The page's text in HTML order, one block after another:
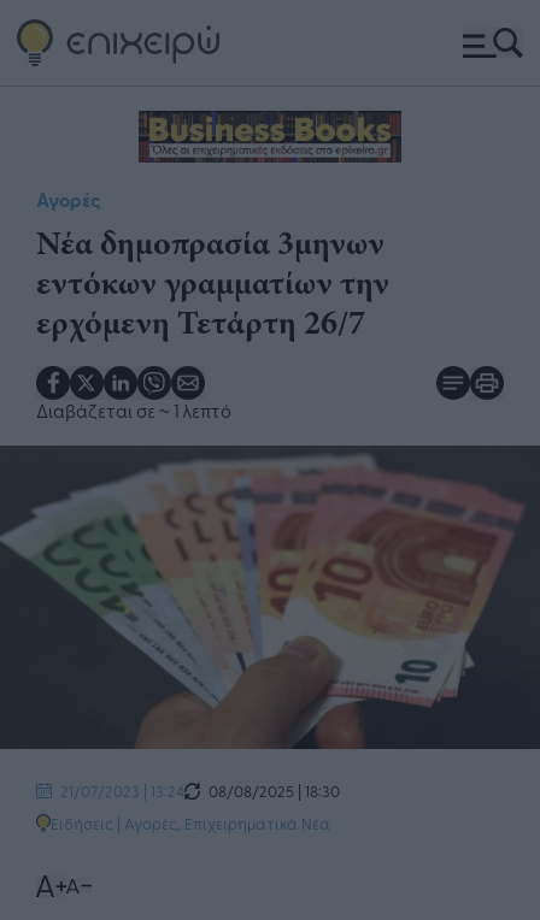
Αγορές
Νέα δημοπρασία 3μηνων
εντόκων γραμματίων την
ερχόμενη Τετάρτη 26/7
Διαβάζεται σε ~ 1 λεπτό
21/07/2023 | 13:24
08/08/2025 | 18:30
Ειδήσεις | Αγορές Επιχειρηματικά Νέα